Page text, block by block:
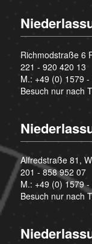
Richmodstraße 6
221 - 920 420 13
M.: +49 (0) 1579 -
Besuch nur nach
Alfredstraße 81,
201 - 858 952 07
M.: +49 (0) 1579 -
Besuch nur nach